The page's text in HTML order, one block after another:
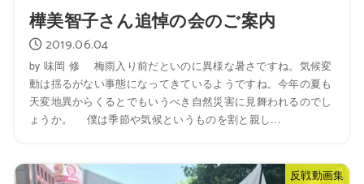
樺美智子さん追悼の会のご案内
2019.06.04
by 味岡 修 梅雨入り前だといのに異様な暑さですね。気候変
動は揺るがない事態になってきているようですね。今年の夏も
天変地異からくるとでもいうべき自然災害に見舞われるのでし
ょうか。 僕は季節や気候というものを割と親し...
反戦動画集